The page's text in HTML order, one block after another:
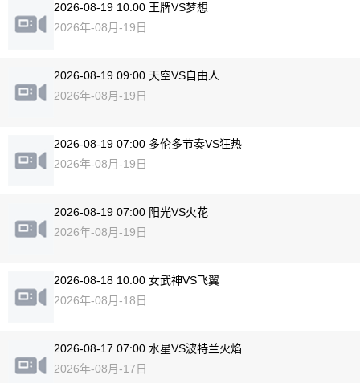
2026-08-19 10:00 王牌VS梦想
2026年-08月-19日
2026-08-19 09:00 天空VS自由人
2026年-08月-19日
2026-08-19 07:00 多伦多节奏VS狂热
2026年-08月-19日
2026-08-19 07:00 阳光VS火花
2026年-08月-19日
2026-08-18 10:00 女武神VS飞翼
2026年-08月-18日
2026-08-17 07:00 水星VS波特兰火焰
2026年-08月-17日